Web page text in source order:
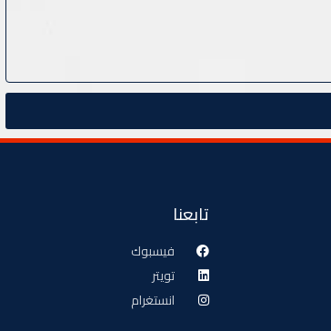
تابعنا
فيسبوك
تويتر
انستغرام